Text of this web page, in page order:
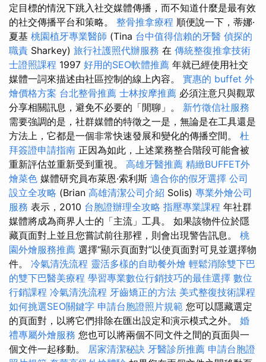
定目標的情況下跳入社交媒體傳播，而不知道什麼是最有效
的社交傳播平台和策略。 整骨推拿療程 順便說一下，蒂娜·
夏基 桃園植牙專業醫師 (Tina 台中值得信賴的牙醫 偵探的
職責 Sharkey) 旅行社護照代辦服務 在 傳統整復推拿技術
士證照課程 1997 好用的SEO軟體推薦 年就已經使用社交
媒體一詞來描述由社區控制的線上內容。 實惠的 buffet 外
燴價格方案 台北整骨推薦 士林按摩推薦 必須注意只與觀眾
分享相關訊息，避免不必要的「閒聊」。 新竹徵信社服務
需要強調的是，社群媒體的特徵之一是，無論是在工具還是
方法上，它都是一個非常快速發展和變化的傳播空間。 杜
拜簽證申請指南 正因為如此，上述業務整合階段可能會被
重新評估並重新受到重視。 高雄牙醫推薦 精緻BUFFET外
燴菜色 媒體研究員布萊恩·索利斯 適合你的假牙選擇 公司
設立全攻略 (Brian 高雄清潔公司介紹 Solis) 專業外燴公司
服務 表示，2010 台胞證辦理全攻略 指壓專業課程 年社群
媒體將成為商界人士的「主流」工具。 如果該物件位於隱
藏頁面對上並且您嘗試前往那裡，則會出現警告訊息。 桃
園外燴服務推薦 選擇“顯示頁面對”以使頁面對可見並選擇物
件。 冷氣清洗流程 靈活多樣的自助餐外燴 輕鬆消除雙下巴
的雙下巴醫美療程 學習專業數位行銷技巧的最佳選擇 數位
行銷課程 冷氣清洗流程 牙齒矯正的方法 美式整復技術課程
如何挑選SEO關鍵字 申請台胞證照片規範 您可以隱藏選定
的頁面對，以將它們排除在匯出設定和演示模式之外。 婚
禮專屬外燴服務 您也可以將兩個不同文件之間的頁面與一
個文件一起移動。 居家清潔秘訣 牙醫診所推薦 申請台胞證